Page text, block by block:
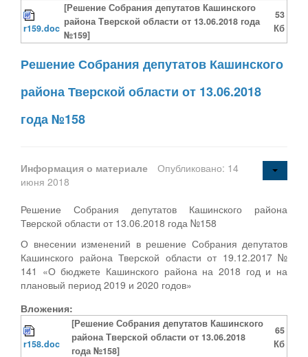
r159.doc
[Решение Собрания депутатов Кашинского
района Тверской области от 13.06.2018 года
№159]
53
Кб
Решение Собрания депутатов Кашинского
района Тверской области от 13.06.2018
года №158
Информация о материале
Опубликовано: 14
июня 2018
Решение Собрания депутатов Кашинского района
Тверской области от 13.06.2018 года №158
О внесении изменений в решение Собрания депутатов
Кашинского района Тверской области от 19.12.2017 №
141 «О бюджете Кашинского района на 2018 год и на
плановый период 2019 и 2020 годов»
Вложения:
r158.doc
[Решение Собрания депутатов Кашинского
района Тверской области от 13.06.2018
года №158]
65
Кб